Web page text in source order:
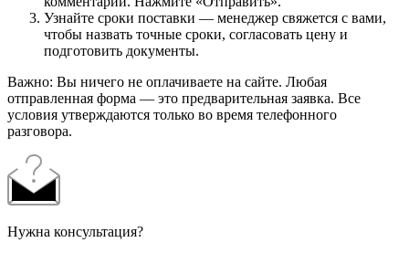
Узнайте сроки поставки — менеджер свяжется с вами,
чтобы назвать точные сроки, согласовать цену и
подготовить документы.
Важно: Вы ничего не оплачиваете на сайте. Любая
отправленная форма — это предварительная заявка. Все
условия утверждаются только во время телефонного
разговора.
Нужна консультация?